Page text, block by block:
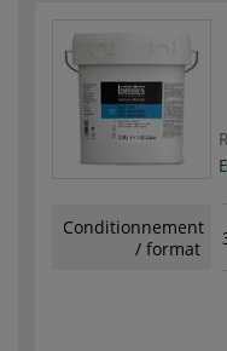
Conditionnement
/ format